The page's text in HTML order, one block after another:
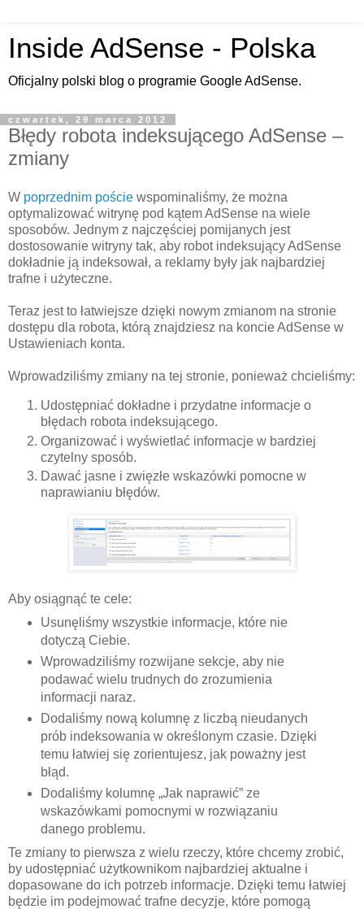
Inside AdSense - Polska
Oficjalny polski blog o programie Google AdSense.
czwartek, 29 marca 2012
Błędy robota indeksującego AdSense –
zmiany
W poprzednim poście wspominaliśmy, że można
optymalizować witrynę pod kątem AdSense na wiele
sposobów. Jednym z najczęściej pomijanych jest
dostosowanie witryny tak, aby robot indeksujący AdSense
dokładnie ją indeksował, a reklamy były jak najbardziej
trafne i użyteczne.
Teraz jest to łatwiejsze dzięki nowym zmianom na stronie
dostępu dla robota, którą znajdziesz na koncie AdSense w
Ustawieniach konta.
Wprowadziliśmy zmiany na tej stronie, ponieważ chcieliśmy:
Udostępniać dokładne i przydatne informacje o
błędach robota indeksującego.
Organizować i wyświetlać informacje w bardziej
czytelny sposób.
Dawać jasne i zwięzłe wskazówki pomocne w
naprawianiu błędów.
Aby osiągnąć te cele:
Usunęliśmy wszystkie informacje, które nie
dotyczą Ciebie.
Wprowadziliśmy rozwijane sekcje, aby nie
podawać wielu trudnych do zrozumienia
informacji naraz.
Dodaliśmy nową kolumnę z liczbą nieudanych
prób indeksowania w określonym czasie. Dzięki
temu łatwiej się zorientujesz, jak poważny jest
błąd.
Dodaliśmy kolumnę „Jak naprawić” ze
wskazówkami pomocnymi w rozwiązaniu
danego problemu.
Te zmiany to pierwsza z wielu rzeczy, które chcemy zrobić,
by udostępniać użytkownikom najbardziej aktualne i
dopasowane do ich potrzeb informacje. Dzięki temu łatwiej
będzie im podejmować trafne decyzje, które pomogą